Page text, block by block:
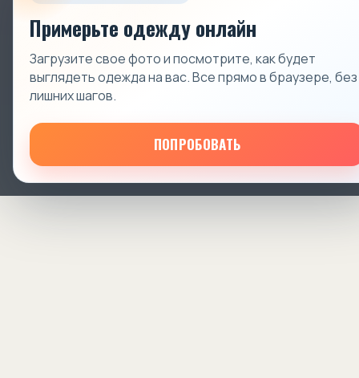
Примерьте одежду онлайн
Загрузите свое фото и посмотрите, как будет
выглядеть одежда на вас. Все прямо в браузере, без
лишних шагов.
ПОПРОБОВАТЬ